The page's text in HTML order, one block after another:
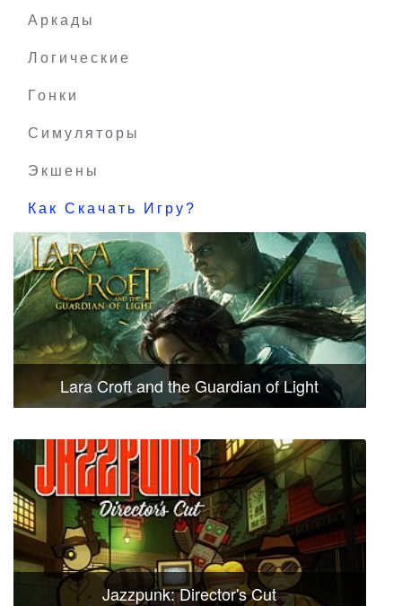
Аркады
Логические
Гонки
Симуляторы
Экшены
Как Скачать Игру?
Lara Croft and the Guardian of Light
Jazzpunk: Director's Cut